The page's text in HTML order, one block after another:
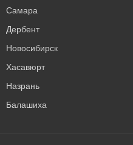
Самара
Дербент
Новосибирск
Хасавюрт
Назрань
Балашиха